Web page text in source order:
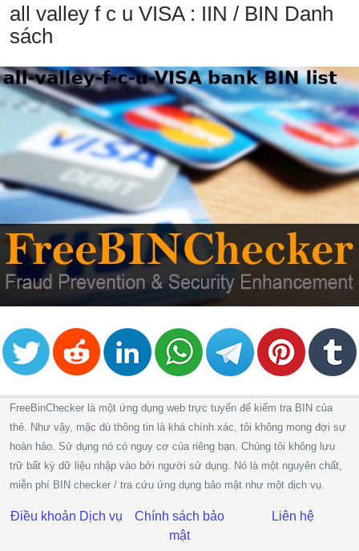
Validator
Credit
Generator
Random
Credit
Card
Generator
Generate
Card
from
BIN
Credit
Card
Checker
Service
What
is
My
IP
Address
?
IP
all valley f c u VISA : IIN / BIN Danh
sách
FreeBinChecker là một ứng dụng web trực tuyến để kiểm tra BIN của
thẻ. Như vậy, mặc dù thông tin là khá chính xác, tôi không mong đợi sự
hoàn hảo. Sử dụng nó có nguy cơ của riêng bạn. Chúng tôi không lưu
trữ bất kỳ dữ liệu nhập vào bởi người sử dụng. Nó là một nguyên chất,
miễn phí BIN checker / tra cứu ứng dụng bảo mật như một dịch vụ.
Điều khoản Dịch vụ
Chính sách bảo
mật
Liên hệ